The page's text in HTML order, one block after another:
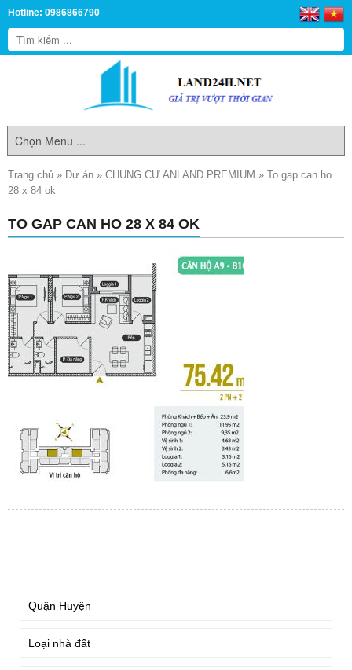
Hotline: 0986866790
Trang chủ » Dự án » CHUNG CƯ ANLAND PREMIUM » To gap can ho
28 x 84 ok
TO GAP CAN HO 28 X 84 OK